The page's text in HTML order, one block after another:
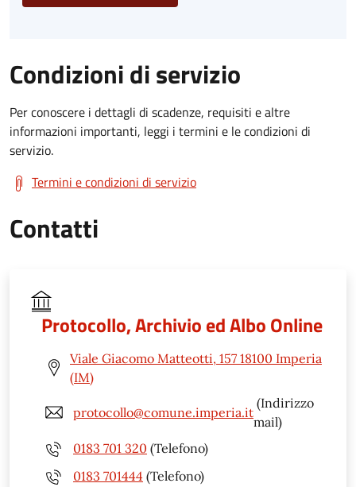
Condizioni di servizio
Per conoscere i dettagli di scadenze, requisiti e altre
informazioni importanti, leggi i termini e le condizioni di
servizio.
Termini e condizioni di servizio
Contatti
Protocollo, Archivio ed Albo Online
Viale Giacomo Matteotti, 157 18100 Imperia
(IM)
protocollo@comune.imperia.it
(Indirizzo
mail)
0183 701 320 (Telefono)
0183 701444 (Telefono)